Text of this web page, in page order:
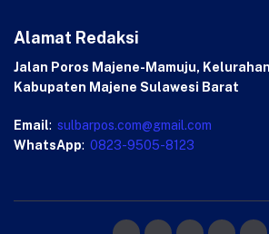
Alamat Redaksi
Jalan Poros Majene-Mamuju,
Kabupaten Majene Sulawesi Barat
Email: sulbarpos.com@gmail.com
WhatsApp: 0823-9505-8123